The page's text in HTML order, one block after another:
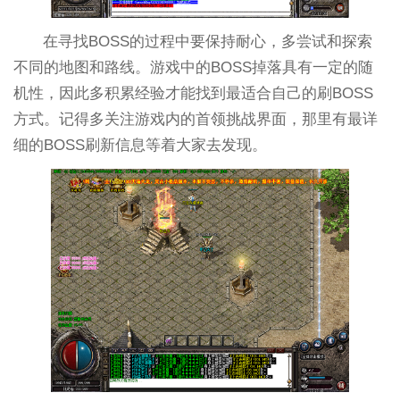
在寻找BOSS的过程中要保持耐心，多尝试和探索
不同的地图和路线。游戏中的BOSS掉落具有一定的随
机性，因此多积累经验才能找到最适合自己的刷BOSS
方式。记得多关注游戏内的首领挑战界面，那里有最详
细的BOSS刷新信息等着大家去发现。